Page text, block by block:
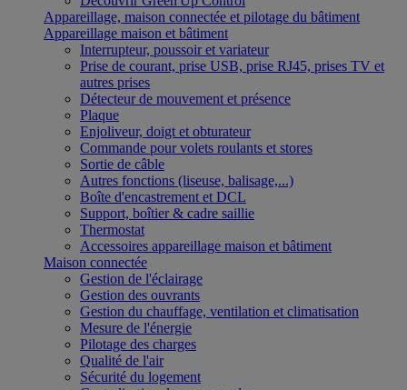
Appareillage, maison connectée et pilotage du bâtiment
Appareillage maison et bâtiment
Interrupteur, poussoir et variateur
Prise de courant, prise USB, prise RJ45, prises TV et
autres prises
Détecteur de mouvement et présence
Plaque
Enjoliveur, doigt et obturateur
Commande pour volets roulants et stores
Sortie de câble
Autres fonctions (liseuse, balisage,...)
Boîte d'encastrement et DCL
Support, boîtier & cadre saillie
Thermostat
Accessoires appareillage maison et bâtiment
Maison connectée
Gestion de l'éclairage
Gestion des ouvrants
Gestion du chauffage, ventilation et climatisation
Mesure de l'énergie
Pilotage des charges
Qualité de l'air
Sécurité du logement